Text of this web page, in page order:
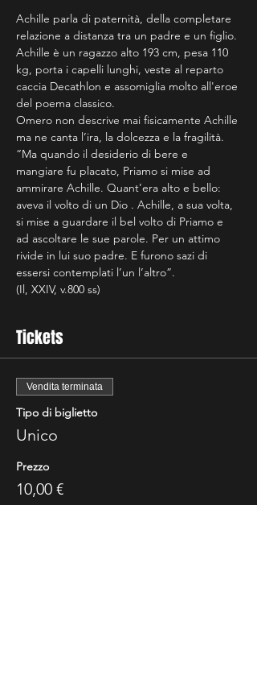
Achille parla di paternità, della completare
relazione a distanza tra un padre e un figlio.
Achille è un ragazzo alto 193 cm, pesa 110
kg, porta i capelli lunghi, veste al reparto
caccia Decathlon e assomiglia molto all'eroe
del poema classico.
Omero non descrive mai fisicamente Achille
ma ne canta l’ira, la dolcezza e la fragilità.
“Ma quando il desiderio di bere e
mangiare fu placato, Priamo si mise ad
ammirare Achille. Quant’era alto e bello:
aveva il volto di un Dio . Achille, a sua volta,
si mise a guardare il bel volto di Priamo e
ad ascoltare le sue parole. Per un attimo
rivide in lui suo padre. E furono sazi di
essersi contemplati l’un l’altro”.
(Il, XXIV, v.800 ss)
Tickets
Vendita terminata
Tipo di biglietto
Unico
Prezzo
10,00 €